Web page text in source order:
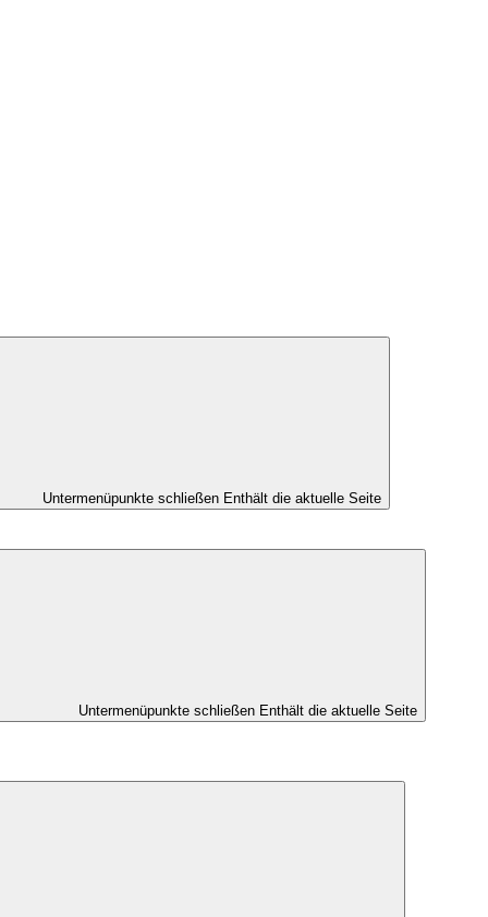
Untermenüpunkte schließen Enthält die aktuelle Seite
Untermenüpunkte schließen Enthält die aktuelle Seite